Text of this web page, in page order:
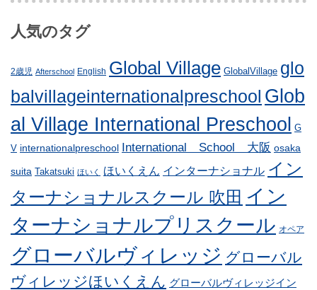
人気のタグ
2歳児 Afterschool English Global Village GlobalVillage glo
balvillageinternationalpreschool Glob
al Village International Preschool G
V internationalpreschool International School 大阪 osaka
suita Takatsuki ほいく ほいくえん インターナショナル イン
ターナショナルスクール 吹田 イン
ターナショナルプリスクール オペア
グローバルヴィレッジ グローバル
ヴィレッジほいくえん グローバルヴィレッジイン